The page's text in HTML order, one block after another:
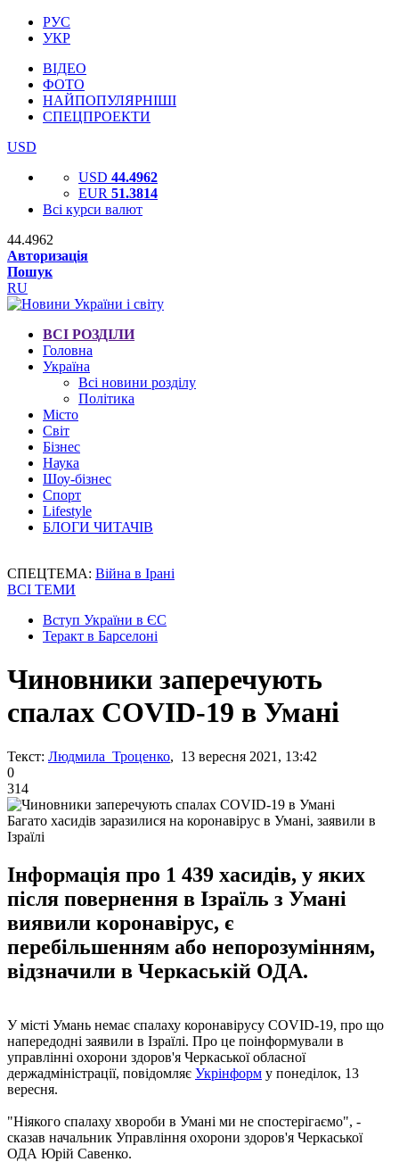
РУС
УКР
ВІДЕО
ФОТО
НАЙПОПУЛЯРНІШІ
СПЕЦПРОЕКТИ
USD
USD 44.4962
EUR 51.3814
Всі курси валют
44.4962
Авторизація
Пошук
RU
ВСІ РОЗДІЛИ
Головна
Україна
Всі новини розділу
Політика
Місто
Світ
Бізнес
Наука
Шоу-бізнес
Спорт
Lifestyle
БЛОГИ ЧИТАЧІВ
СПЕЦТЕМА: Війна в Ірані
ВСІ ТЕМИ
Вступ України в ЄС
Теракт в Барселоні
Чиновники заперечують
спалах COVID-19 в Умані
Текст: Людмила Троценко, 13 вересня 2021, 13:42
0
314
Багато хасидів заразилися на коронавірус в Умані, заявили в
Ізраїлі
Інформація про 1 439 хасидів, у яких
після повернення в Ізраїль з Умані
виявили коронавірус, є
перебільшенням або непорозумінням,
відзначили в Черкаській ОДА.
У місті Умань немає спалаху коронавірусу COVID-19, про що
напередодні заявили в Ізраїлі. Про це поінформували в
управлінні охорони здоров'я Черкаської обласної
держадміністрації, повідомляє Укрінформ у понеділок, 13
вересня.
"Ніякого спалаху хвороби в Умані ми не спостерігаємо", -
сказав начальник Управління охорони здоров'я Черкаської
ОДА Юрій Савенко.